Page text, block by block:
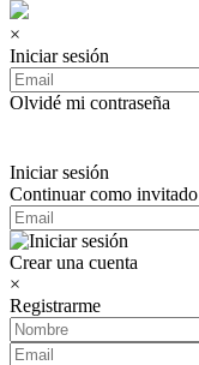
×
Iniciar sesión
Olvidé mi contraseña
Iniciar sesión
Continuar como invitado
Crear una cuenta
×
Registrarme